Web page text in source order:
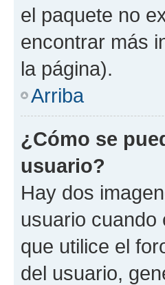
el paquete no
encontrar más
la página).
Arriba
¿Cómo se
usuario?
Hay dos
usuario cuando
que utilice el
del usuario,